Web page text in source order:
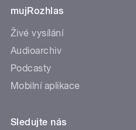
mujRozhlas
Živé vysílání
Audioarchiv
Podcasty
Mobilní aplikace
Sledujte nás